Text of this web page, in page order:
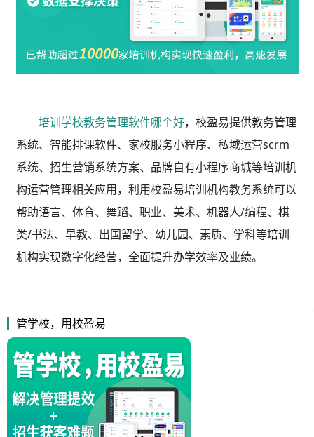
培训学校教务管理软件哪个好，校盈易提供教务管理
系统、智能排课软件、家校服务小程序、私域运营scrm
系统、招生营销系统方案、品牌自有小程序商城等培训机
构运营管理相关应用，利用校盈易培训机构教务系统可以
帮助语言、体育、舞蹈、职业、美术、机器人/编程、棋
类/书法、早教、出国留学、幼儿园、素质、学科等培训
机构实现数字化经营，全面提升办学效率及业绩。
管学校，用校盈易